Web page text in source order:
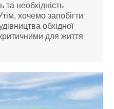
необхідність
хочемо запобігти
обхідної
для життя